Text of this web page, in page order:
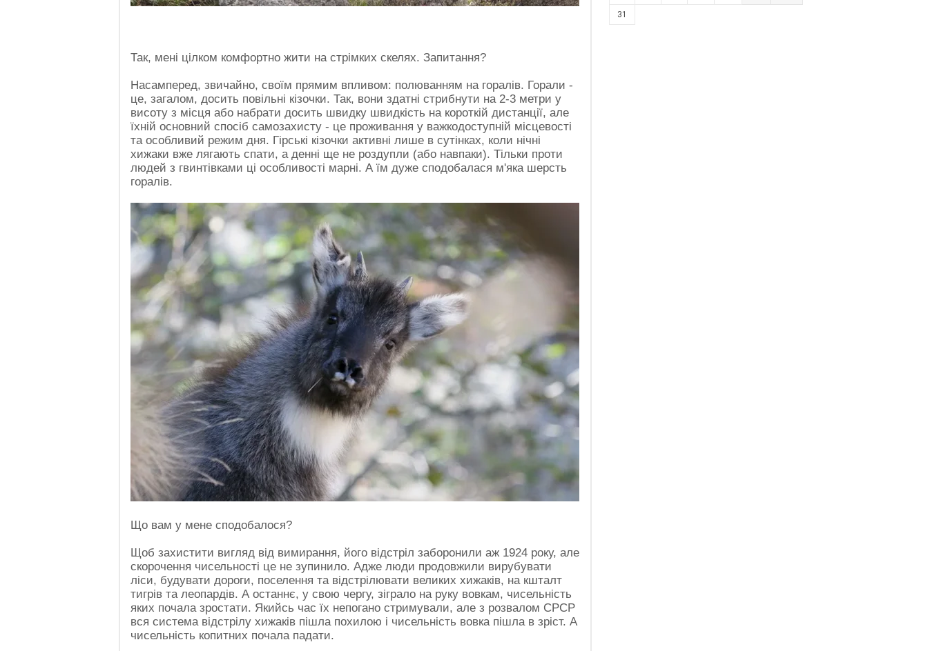
Так, мені цілком комфортно жити на стрімких скелях. Запитання?
Насамперед, звичайно, своїм прямим впливом: полюванням на горалів. Горали -
це, загалом, досить повільні кізочки. Так, вони здатні стрибнути на 2-3 метри у
висоту з місця або набрати досить швидку швидкість на короткій дистанції, але
їхній основний спосіб самозахисту - це проживання у важкодоступній місцевості
та особливий режим дня. Гірські кізочки активні лише в сутінках, коли нічні
хижаки вже лягають спати, а денні ще не роздупли (або навпаки). Тільки проти
людей з гвинтівками ці особливості марні. А їм дуже сподобалася м'яка шерсть
горалів.
Що вам у мене сподобалося?
Щоб захистити вигляд від вимирання, його відстріл заборонили аж 1924 року, але
скорочення чисельності це не зупинило. Адже люди продовжили вирубувати
ліси, будувати дороги, поселення та відстрілювати великих хижаків, на кшталт
тигрів та леопардів. А останнє, у свою чергу, зіграло на руку вовкам, чисельність
яких почала зростати. Якийсь час їх непогано стримували, але з розвалом СРСР
вся система відстрілу хижаків пішла похилою і чисельність вовка пішла в зріст. А
чисельність копитних почала падати.
31